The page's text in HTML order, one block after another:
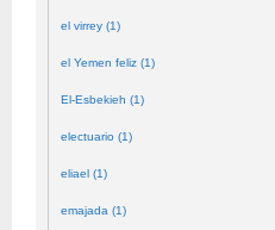
el virrey (1)
el Yemen feliz (1)
El-Esbekieh (1)
electuario (1)
eliael (1)
emajada (1)